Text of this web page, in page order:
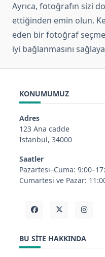
Ayrıca, fotoğrafın sizi
ettiğinden emin olun.
eden bir fotoğraf
iyi bağlanmasını
KONUMUMUZ
Adres
123 Ana cadde
İstanbul, 34000
Saatler
Pazartesi–Cuma:
Cumartesi ve Pazar:
BU SITE HAKKINDA